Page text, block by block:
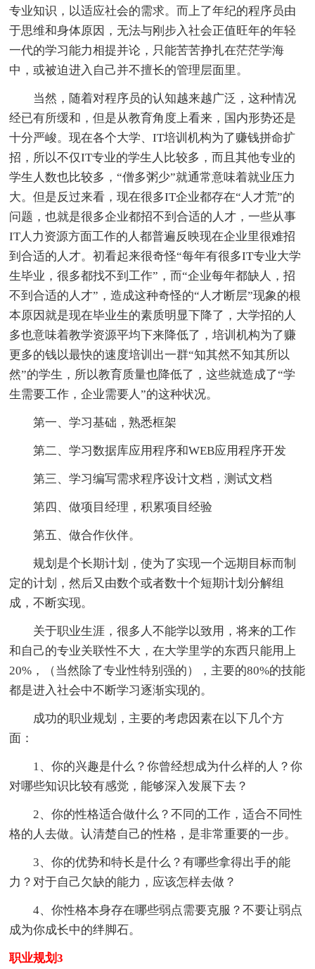
专业知识，以适应社会的需求。而上了年纪的程序员由
于思维和身体原因，无法与刚步入社会正值旺年的年轻
一代的学习能力相提并论，只能苦苦挣扎在茫茫学海
中，或被迫进入自己并不擅长的管理层面里。
当然，随着对程序员的认知越来越广泛，这种情况
经已有所缓和，但是从教育角度上看来，国内形势还是
十分严峻。现在各个大学、IT培训机构为了赚钱拼命扩
招，所以不仅IT专业的学生人比较多，而且其他专业的
学生人数也比较多，“僧多粥少”就通常意味着就业压力
大。但是反过来看，现在很多IT企业都存在“人才荒”的
问题，也就是很多企业都招不到合适的人才，一些从事
IT人力资源方面工作的人都普遍反映现在企业里很难招
到合适的人才。初看起来很奇怪“每年有很多IT专业大学
生毕业，很多都找不到工作”，而“企业每年都缺人，招
不到合适的人才”，造成这种奇怪的“人才断层”现象的根
本原因就是现在毕业生的素质明显下降了，大学招的人
多也意味着教学资源平均下来降低了，培训机构为了赚
更多的钱以最快的速度培训出一群“知其然不知其所以
然”的学生，所以教育质量也降低了，这些就造成了“学
生需要工作，企业需要人”的这种状况。
第一、学习基础，熟悉框架
第二、学习数据库应用程序和WEB应用程序开发
第三、学习编写需求程序设计文档，测试文档
第四、做项目经理，积累项目经验
第五、做合作伙伴。
规划是个长期计划，使为了实现一个远期目标而制
定的计划，然后又由数个或者数十个短期计划分解组
成，不断实现。
关于职业生涯，很多人不能学以致用，将来的工作
和自己的专业关联性不大，在大学里学的东西只能用上
20%，（当然除了专业性特别强的），主要的80%的技能
都是进入社会中不断学习逐渐实现的。
成功的职业规划，主要的考虑因素在以下几个方
面：
1、你的兴趣是什么？你曾经想成为什么样的人？你
对哪些知识比较有感觉，能够深入发展下去？
2、你的性格适合做什么？不同的工作，适合不同性
格的人去做。认清楚自己的性格，是非常重要的一步。
3、你的优势和特长是什么？有哪些拿得出手的能
力？对于自己欠缺的能力，应该怎样去做？
4、你性格本身存在哪些弱点需要克服？不要让弱点
成为你成长中的绊脚石。
职业规划3